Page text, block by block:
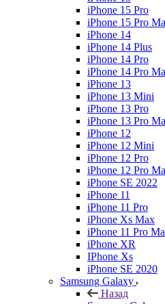
iPhone 15 Pro
iPhone 15 Pro
iPhone 14
iPhone 14 Plus
iPhone 14 Pro
iPhone 14 Pro
iPhone 13
iPhone 13 Mini
iPhone 13 Pro
iPhone 13 Pro
iPhone 12
iPhone 12 Mini
iPhone 12 Pro
iPhone 12 Pro
iPhone SE 2022
iPhone 11
iPhone 11 Pro
iPhone Xs Max
iPhone 11 Pro
iPhone XR
IPhone Xs
iPhone SE 2020
Samsung Galaxy
Назад